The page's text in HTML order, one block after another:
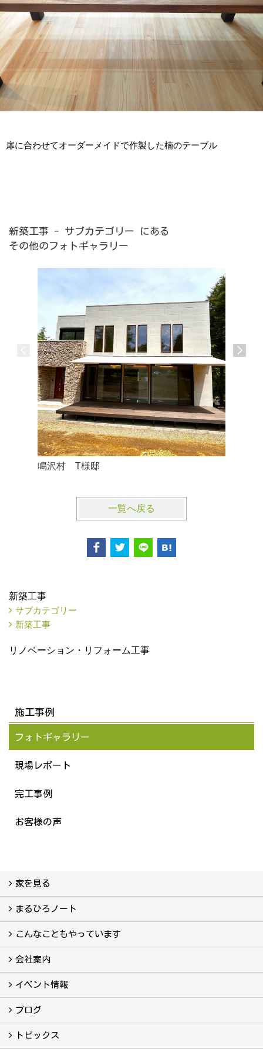
扉に合わせてオーダーメイドで作製した楠のテーブル
新築工事 - サブカテゴリー にある
その他のフォトギャラリー
鳴沢村 T様邸
一覧へ戻る
新築工事
サブカテゴリー
新築工事
リノベーション・リフォーム工事
施工事例
フォトギャラリー
現場レポート
完工事例
お客様の声
家を見る
フォトギャラリー
現場レポート
完工事例
お客様の声
まるひろノート
真っ直ぐの家づくり
自慢の大工たち
こだわりの自然素材
快適な家のエッセンス
注文住宅ができるまで
こんなこともやっています
こんなこともやっています
会社案内
会社案内
まるひろの人
スタッフ紹介
プライバシーポリシー
イベント情報
イベント予告
イベント報告
ブログ
ブログ
トピックス